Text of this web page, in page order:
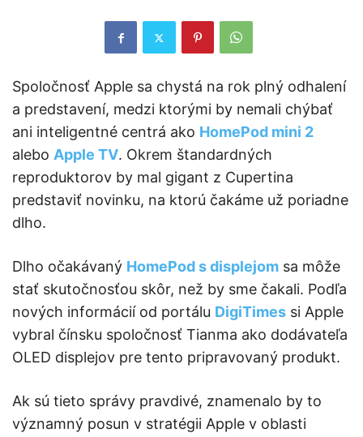
Spoločnosť Apple sa chystá na rok plný odhalení
a predstavení, medzi ktorými by nemali chýbať
ani inteligentné centrá ako HomePod mini 2
alebo Apple TV. Okrem štandardných
reproduktorov by mal gigant z Cupertina
predstaviť novinku, na ktorú čakáme už poriadne
dlho.
Dlho očakávaný HomePod s displejom sa môže
stať skutočnosťou skôr, než by sme čakali. Podľa
nových informácií od portálu DigiTimes si Apple
vybral čínsku spoločnosť Tianma ako dodávateľa
OLED displejov pre tento pripravovaný produkt.
Ak sú tieto správy pravdivé, znamenalo by to
významný posun v stratégii Apple v oblasti